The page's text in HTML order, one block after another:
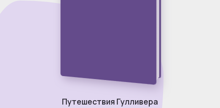
Путешествия Гулливера